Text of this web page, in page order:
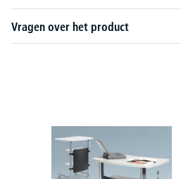
Vragen over het product